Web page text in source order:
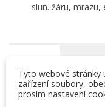
slun. žáru, mrazu,
Bazénové solární
Tyto webové stránky
zařízení soubory,
prosím nastavení